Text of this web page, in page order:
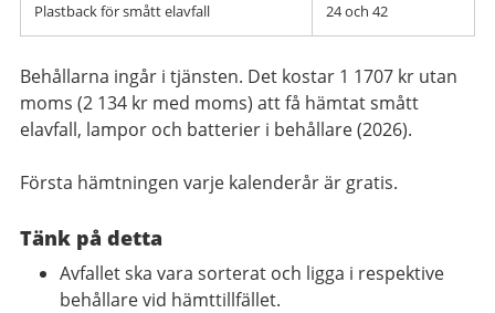
Plastback för smått elavfall 24 och 42
Behållarna ingår i tjänsten. Det kostar 1 1707 kr utan
moms (2 134 kr med moms) att få hämtat smått
elavfall, lampor och batterier i behållare (2026).
Första hämtningen varje kalenderår är gratis.
Tänk på detta
Avfallet ska vara sorterat och ligga i respektive
behållare vid hämttillfället.